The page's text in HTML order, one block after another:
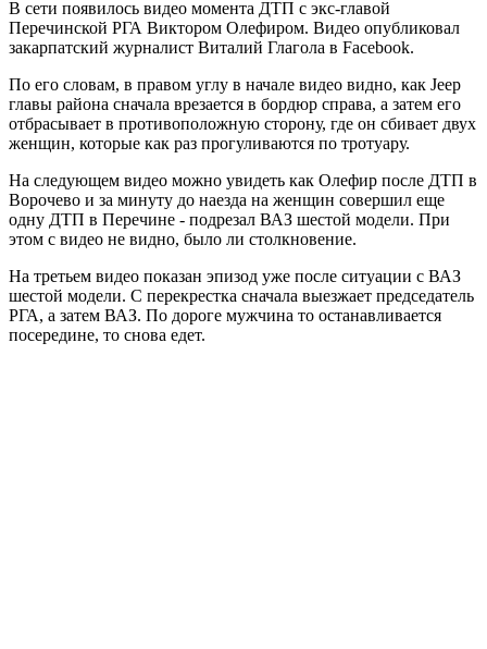
В сети появилось видео момента ДТП с экс-главой
Перечинской РГА Виктором Олефиром. Видео опубликовал
закарпатский журналист Виталий Глагола в Facebook.
По его словам, в правом углу в начале видео видно, как Jeep
главы района сначала врезается в бордюр справа, а затем его
отбрасывает в противоположную сторону, где он сбивает двух
женщин, которые как раз прогуливаются по тротуару.
На следующем видео можно увидеть как Олефир после ДТП в
Ворочево и за минуту до наезда на женщин совершил еще
одну ДТП в Перечине - подрезал ВАЗ шестой модели. При
этом с видео не видно, было ли столкновение.
На третьем видео показан эпизод уже после ситуации с ВАЗ
шестой модели. С перекрестка сначала выезжает председатель
РГА, а затем ВАЗ. По дороге мужчина то останавливается
посередине, то снова едет.